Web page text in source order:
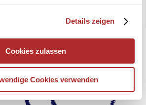
Details zeigen
Cookies zulassen
Cookies verwenden